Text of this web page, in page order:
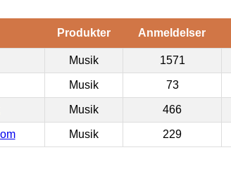
Produkter Anmeldelser
Musik 1571
Musik 73
Musik 466
Musik 229